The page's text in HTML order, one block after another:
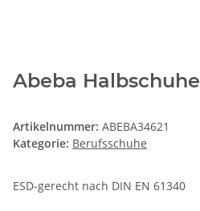
Abeba Halbschuhe
Artikelnummer: ABEBA34621
Kategorie: Berufsschuhe
ESD-gerecht nach DIN EN 61340